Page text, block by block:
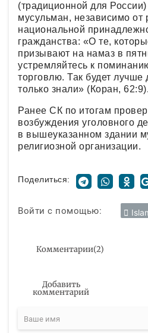
(традиционной для России)
мусульман, независимо от
национальной
гражданства: «О те,
призывают на намаз в
устремляйтесь к
торговлю. Так будет
только знали» (Коран, 62:9).
Ранее СК по итогам
возбуждения уголовного
в вышеуказанном здании
религиозной организации.
Поделиться:
Войти с помощью:
Комментарии(2)
Добавить
комментарий